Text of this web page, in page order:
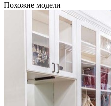
Похожие модели